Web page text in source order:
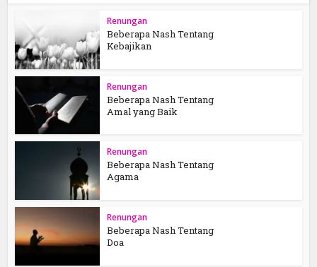
Renungan
Beberapa Nash Tentang
Kebajikan
Renungan
Beberapa Nash Tentang
Amal yang Baik
Renungan
Beberapa Nash Tentang
Agama
Renungan
Beberapa Nash Tentang
Doa